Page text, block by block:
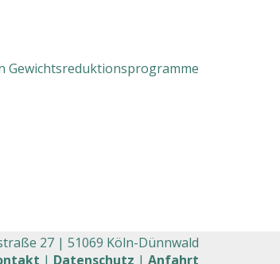
Gewichtsreduktionsprogramme
27 | 51069 Köln-Dünnwald
| Datenschutz | Anfahrt